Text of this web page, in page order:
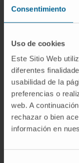
Consentimiento
Uso de cookies
Este Sitio Web
diferentes
usabilidad de la
preferencias o
web. A
rechazar o bien
información en
nacionales/
que permitió la
“Formune
vacuna
cervical.
Licencia y
con la
desarrollo de
reguladoras